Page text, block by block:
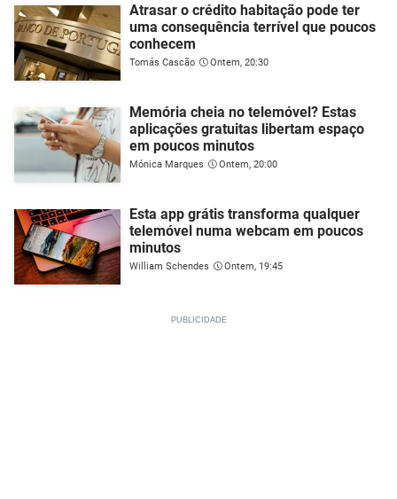
Atrasar o crédito habitação pode ter
uma consequência terrível que poucos
conhecem
Tomás Cascão Ontem, 20:30
Memória cheia no telemóvel? Estas
aplicações gratuitas libertam espaço
em poucos minutos
Mónica Marques Ontem, 20:00
Esta app grátis transforma qualquer
telemóvel numa webcam em poucos
minutos
William Schendes Ontem, 19:45